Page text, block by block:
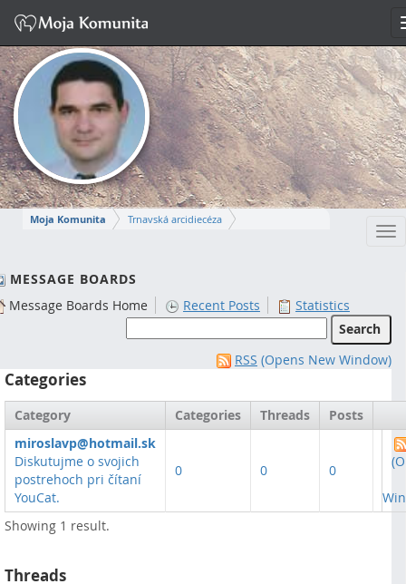
Moja Komunita
Trnavská arcidiecéza
MIROSLAV
Napísať správu
MESSAGE BOARDS
Message Boards Home
Recent Posts Statistics
RSS (Opens New Window)
Categories
Category Categories Threads
Posts
miroslavp@hotmail.sk
Diskutujme o svojich
postrehoch pri čítaní
YouCat.
0 0 0
Showing 1 result.
Threads